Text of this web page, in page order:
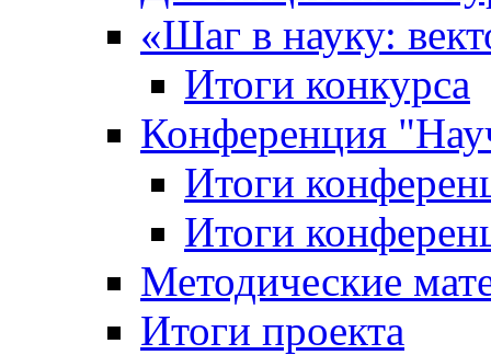
«Шаг в науку:
Итоги конкурса
Конференция
Итоги
Итоги
Методические
Итоги проекта